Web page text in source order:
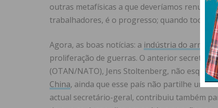
outras metafísicas a que deveríamos
trabalhadores, é o progresso; quando toca
Agora, as boas notícias: a indústria do
proliferação de guerras. O anterior
(OTAN/NATO), Jens Stoltenberg, não
China, ainda que esse país não partilhe um
actual secretário-geral, contribuiu também